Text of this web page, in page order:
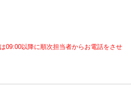
09:00以降に順次担当者からお電話をさせ